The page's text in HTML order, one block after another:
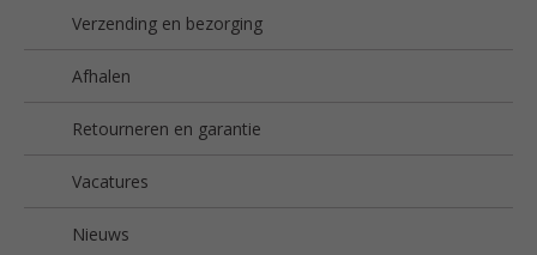
Verzending en bezorging
Afhalen
Retourneren en garantie
Vacatures
Nieuws